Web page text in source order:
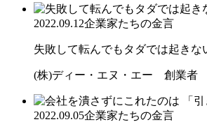
2022.09.12企業家たちの金言
失敗して転んでもタダでは起きな
(株)ディー・エヌ・エー 創業者
2022.09.05企業家たちの金言